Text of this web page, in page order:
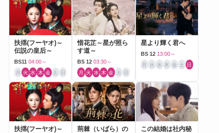
扶揺(フーヤオ)～
伝説の皇后～
BS11 04:00～
月 火 水 木 金 土 日
惜花芷～星が照ら
す道～
BS 12 03:30～
月 火 水 木 金 土 日
星より輝く君へ
BS 12 13:00～
月 火 水 木 金 土 日
扶揺(フーヤオ)～
荊棘（いばら）の
この結婚は社内秘